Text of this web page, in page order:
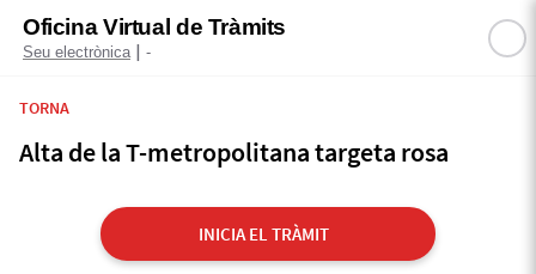
Oficina Virtual de Tràmits
Seu electrònica | -
TORNA
Alta de la T-metropolitana targeta rosa
INICIA EL TRÀMIT